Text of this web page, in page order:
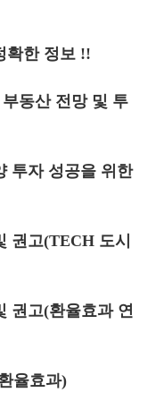
확한 정보 !!
동산 전망 및 투
투자 성공을 위한
권고(TECH 도시
권고(환율효과 연
율효과)